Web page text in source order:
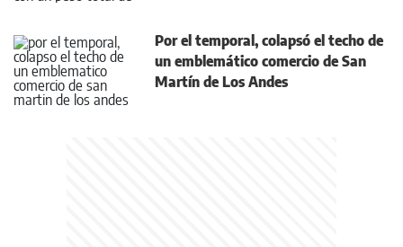
Por el temporal, colapsó el techo de
un emblemático comercio de San
Martín de Los Andes